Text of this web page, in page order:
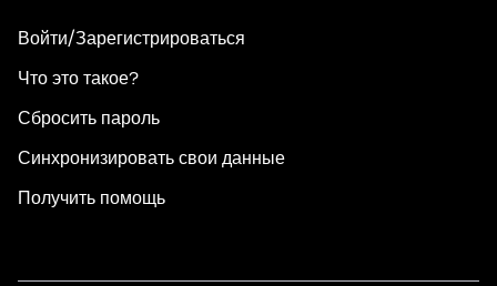
Войти/Зарегистрироваться
Что это такое?
Сбросить пароль
Синхронизировать свои данные
Получить помощь